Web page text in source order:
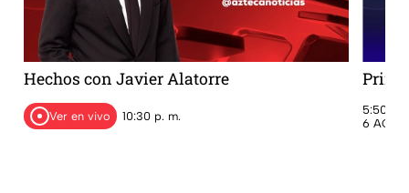
Hechos con Javier Alatorre
Ver en vivo 10:30 p. m.
5:50 a.
6 AGO